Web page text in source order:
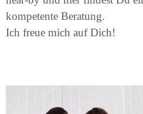
kompetente Beratung.
Ich freue mich auf Dich!